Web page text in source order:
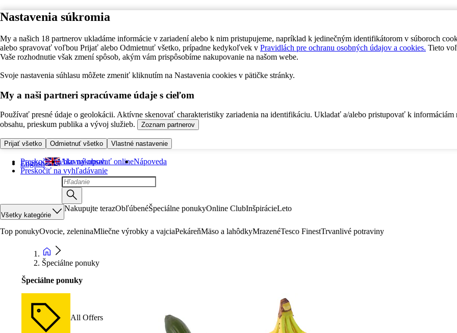
Nastavenia súkromia
My a našich 18 partnerov ukladáme informácie v zariadení alebo k nim pristupujeme, napríklad k jedinečným identifikátorom v súboroch
alebo spravovať voľbou Prijať alebo Odmietnuť všetko, prípadne kedykoľvek v Pravidlách pre ochranu osobných údajov a cookies. Tieto
Vaše rozhodnutie však zmení spôsob, akým vám prispôsobíme nakupovanie na našom webe.
Svoje nastavenia súhlasu môžete zmeniť kliknutím na Nastavenia cookies v pätičke stránky.
My a naši partneri spracúvame údaje s cieľom
Používať presné údaje o geolokácii. Aktívne skenovať charakteristiky zariadenia na identifikáciu. Ukladať a/alebo pristupovať k informáciám
obsahu, prieskum publika a vývoj služieb.
Zoznam partnerov
Prijať všetko Odmietnuť všetko Vlastné nastavenie
Preskočiť na hlavný obsah
Preskočiť na vyhľadávanie
English Ako nakupovať onlineNápoveda
Všetky kategórie
Nakupujte terazObľúbenéŠpeciálne ponukyOnline ClubInšpirácieLeto
Top ponukyOvocie, zeleninaMliečne výrobky a vajciaPekáreňMäso a lahôdkyMrazenéTesco FinestTrvanlivé potraviny
Špeciálne ponuky
Špeciálne ponuky
All Offers